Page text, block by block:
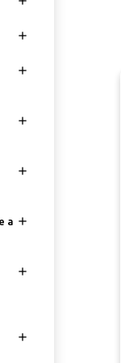




a 

